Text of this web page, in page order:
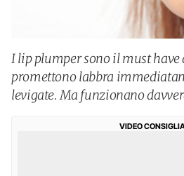
I lip plumper sono il must
promettono labbra
levigate. Ma funzionano
VIDEO